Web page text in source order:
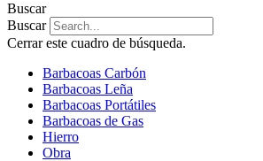
Buscar
Buscar
Cerrar este cuadro de búsqueda.
Barbacoas Carbón
Barbacoas Leña
Barbacoas Portátiles
Barbacoas de Gas
Hierro
Obra